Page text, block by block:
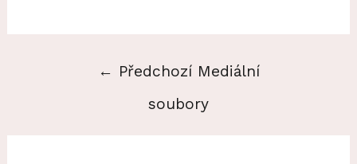
← Předchozí Mediální
soubory